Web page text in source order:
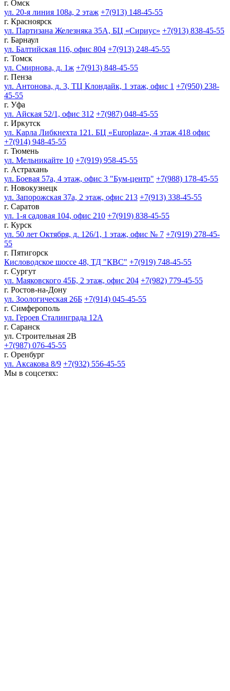
г. Омск
ул. 20-я линия 108а, 2 этаж +7(913) 148-45-55
г. Красноярск
ул. Партизана Железняка 35А, БЦ «Сириус» +7(913) 838-45-55
г. Барнаул
ул. Балтийская 116, офис 804 +7(913) 248-45-55
г. Томск
ул. Смирнова, д. 1ж +7(913) 848-45-55
г. Пенза
ул. Антонова, д. 3, ТЦ Клондайк, 1 этаж, офис 1 +7(950) 238-
45-55
г. Уфа
ул. Айская 52/1, офис 312 +7(987) 048-45-55
г. Иркутск
ул. Карла Либкнехта 121. БЦ «Europlaza», 4 этаж 418 офис
+7(914) 948-45-55
г. Тюмень
ул. Мельникайте 10 +7(919) 958-45-55
г. Астрахань
ул. Боевая 57а, 4 этаж, офис 3 "Бум-центр" +7(988) 178-45-55
г. Новокузнецк
ул. Запорожская 37а, 2 этаж, офис 213 +7(913) 338-45-55
г. Саратов
ул. 1-я садовая 104, офис 210 +7(919) 838-45-55
г. Курск
ул. 50 лет Октября, д. 126/1, 1 этаж, офис № 7 +7(919) 278-45-
55
г. Пятигорск
Кисловодское шоссе 48, ТД "КВС" +7(919) 748-45-55
г. Сургут
ул. Маяковского 45Б, 2 этаж, офис 204 +7(982) 779-45-55
г. Ростов-на-Дону
ул. Зоологическая 26Б +7(914) 045-45-55
г. Симферополь
ул. Героев Сталинграда 12А
г. Саранск
ул. Строительная 2В
+7(987) 076-45-55
г. Оренбург
ул. Аксакова 8/9 +7(932) 556-45-55
Мы в соцсетях: